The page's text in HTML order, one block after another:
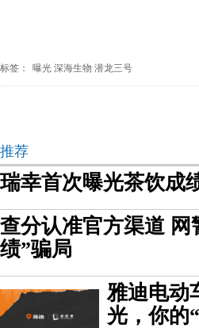
标签： 曝光 深海生物 潜龙三号
推荐
瑞幸首次曝光茶饮成
查分认准官方渠道
绩”骗局
雅迪电动
光，你的